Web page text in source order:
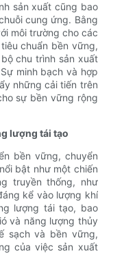
sản xuất cũng bao
cung ứng. Bằng
môi trường cho các
chuẩn bền vững,
chu trình sản xuất
minh bạch và hợp
những cải tiến trên
sự bền vững rộng
lượng tái tạo
bền vững, chuyển
bật như một chiến
truyền thống, như
kể vào lượng khí
lượng tái tạo, bao
và năng lượng thủy
sạch và bền vững,
của việc sản xuất